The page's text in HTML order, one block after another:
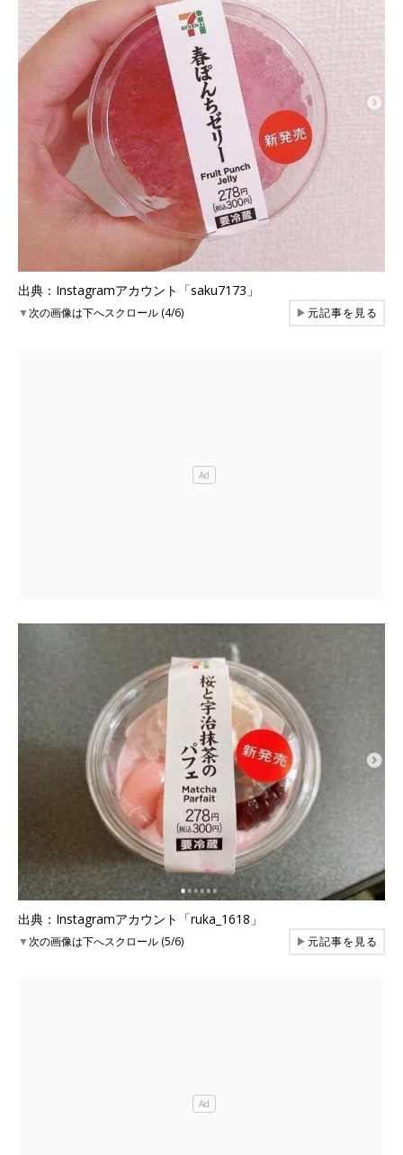
出典：Instagramアカウント「saku7173」
▼次の画像は下へスクロール (4/6) ▶元記事を見る
出典：Instagramアカウント「ruka_1618」
▼次の画像は下へスクロール (5/6) ▶元記事を見る